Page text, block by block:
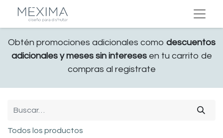
Obtén promociones adicionales como descuentos
adicionales y meses sin interesesen tu carrito de
compras al registrate
Todos los productos